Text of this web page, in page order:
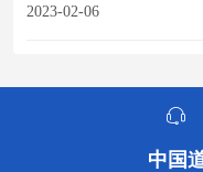
2023-02-06
中国